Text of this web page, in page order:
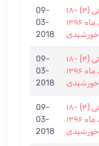
09-
03-
2018
جام دوستی (۴) -۱۸
اسفند ماه ۱۳۹۶
خورشیدی
09-
03-
2018
جام دوستی (۴) -۱۸
اسفند ماه ۱۳۹۶
خورشیدی
09-
03-
2018
جام دوستی (۴) -۱۸
اسفند ماه ۱۳۹۶
خورشیدی